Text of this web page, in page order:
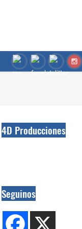
4D Producciones
Seguinos